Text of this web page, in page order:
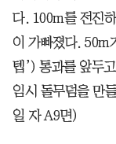
다. 100m를 전진
이 가빠졌다. 50m
텝’) 통과를 앞두
임시 돌무덤을 만
일 자 A9면)